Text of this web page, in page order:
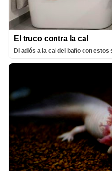
El truco contra la cal
Di adiós a la cal del baño con